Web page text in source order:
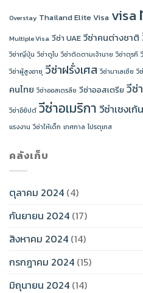
Overstay Thailand Elite Visa visa
Multiple Visa วีซ่า UAE วีซ่าคนต่างชาติ
วีซ่าญี่ปุ่น วีซ่าดูไบ วีซ่าติดตามเจ้านาย วีซ่าตุรกี
วีซ่าผู้สูงอายุ วีซ่าฝรั่งเศส วีซ่ามาเลเซีย วี
คนไทย วีซ่าออสเตรลีย วีซ่าออสเตรีย วีซ่
วีซ่าอียิปต์ วีซ่าอเมริกา วีซ่าเชงเก้น
แรงงาน วีซ่าให้เด็ก เทศกาล โปรตุเกส
คลังเก็บ
ตุลาคม 2024 (4)
กันยายน 2024 (17)
สิงหาคม 2024 (14)
กรกฎาคม 2024 (15)
มิถุนายน 2024 (14)